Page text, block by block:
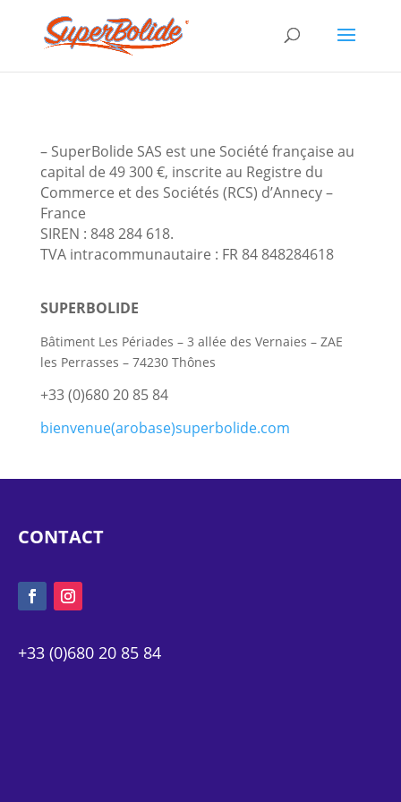
– SuperBolide SAS est une Société française au
capital de 49 300 €, inscrite au Registre du
Commerce et des Sociétés (RCS) d’Annecy –
France
SIREN : 848 284 618.
TVA intracommunautaire : FR 84 848284618
SUPERBOLIDE
Bâtiment Les Périades – 3 allée des Vernaies – ZAE
les Perrasses – 74230 Thônes
+33 (0)680 20 85 84
bienvenue(arobase)superbolide.com
CONTACT
+33 (0)680 20 85 84